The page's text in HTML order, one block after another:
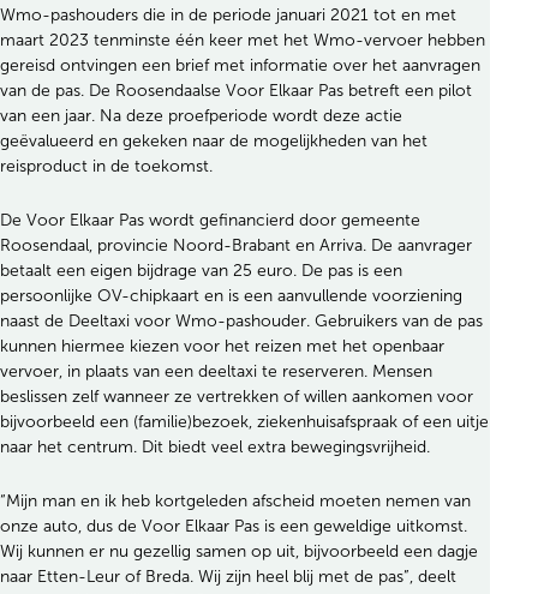
Wmo-pashouders die in de periode januari 2021 tot en met
maart 2023 tenminste één keer met het Wmo-vervoer hebben
gereisd ontvingen een brief met informatie over het aanvragen
van de pas. De Roosendaalse Voor Elkaar Pas betreft een pilot
van een jaar. Na deze proefperiode wordt deze actie
geëvalueerd en gekeken naar de mogelijkheden van het
reisproduct in de toekomst.
De Voor Elkaar Pas wordt gefinancierd door gemeente
Roosendaal, provincie Noord-Brabant en Arriva. De aanvrager
betaalt een eigen bijdrage van 25 euro. De pas is een
persoonlijke OV-chipkaart en is een aanvullende voorziening
naast de Deeltaxi voor Wmo-pashouder. Gebruikers van de pas
kunnen hiermee kiezen voor het reizen met het openbaar
vervoer, in plaats van een deeltaxi te reserveren. Mensen
beslissen zelf wanneer ze vertrekken of willen aankomen voor
bijvoorbeeld een (familie)bezoek, ziekenhuisafspraak of een uitje
naar het centrum. Dit biedt veel extra bewegingsvrijheid.
“Mijn man en ik heb kortgeleden afscheid moeten nemen van
onze auto, dus de Voor Elkaar Pas is een geweldige uitkomst.
Wij kunnen er nu gezellig samen op uit, bijvoorbeeld een dagje
naar Etten-Leur of Breda. Wij zijn heel blij met de pas”, deelt